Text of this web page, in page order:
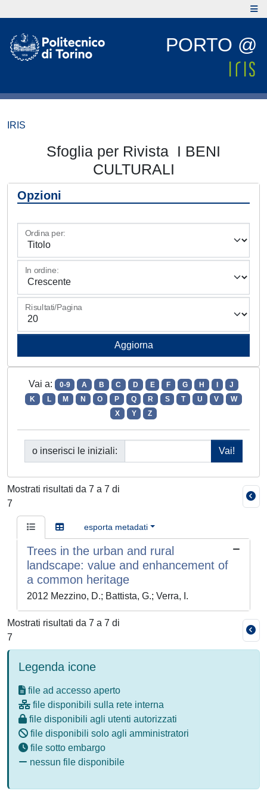
PORTO @
IRIS
Sfoglia per Rivista I BENI
CULTURALI
Opzioni
Ordina per:
In ordine:
Risultati/Pagina
Vai a: 0-9 A B C D E F G H
J
K
L M N O P Q R S T U V
W
X
Y Z
o inserisci le iniziali:
Mostrati risultati da 7 a 7 di
7
esporta metadati
Trees in the urban and rural
landscape: value and enhancement of
a common heritage
2012 Mezzino, D.; Battista, G.; Verra, I.
Mostrati risultati da 7 a 7 di
7
Legenda icone
file ad accesso aperto
file disponibili sulla rete interna
file disponibili agli utenti autorizzati
file disponibili solo agli amministratori
file sotto embargo
nessun file disponibile